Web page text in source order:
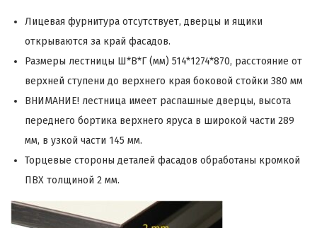
Лицевая фурнитура отсутствует, дверцы и ящики
открываются за край фасадов.
Размеры лестницы Ш*В*Г (мм) 514*1274*870, расстояние от
верхней ступени до верхнего края боковой стойки 380 мм
ВНИМАНИЕ! лестница имеет распашные дверцы, высота
переднего бортика верхнего яруса в широкой части 289
мм, в узкой части 145 мм.
Торцевые стороны деталей фасадов обработаны кромкой
ПВХ толщиной 2 мм.